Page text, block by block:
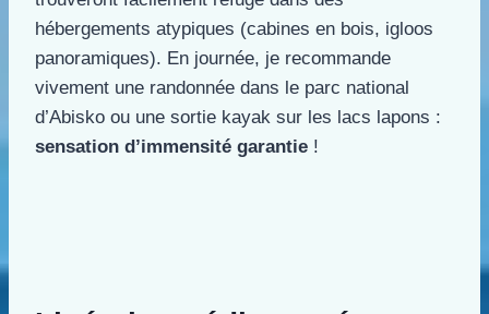
hébergements atypiques (cabines en bois, igloos
panoramiques). En journée, je recommande
vivement une randonnée dans le parc national
d’Abisko ou une sortie kayak sur les lacs lapons :
sensation d’immensité garantie !